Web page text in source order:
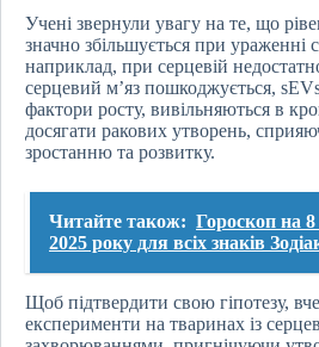
Учені звернули увагу на те, що
значно збільшується при ураженні
наприклад, при серцевій
серцевий м’яз пошкоджується,
фактори росту, вивільняються в
досягати ракових утворень,
зростанню та розвитку.
Читайте також: Гороскоп на
2025 року для всіх знаків
Щоб підтвердити свою гіпотезу,
експерименти на тваринах із